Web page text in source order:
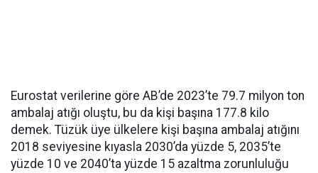
Eurostat verilerine göre AB’de 2023’te 79.7 milyon ton
ambalaj atığı oluştu, bu da kişi başına 177.8 kilo
demek. Tüzük üye ülkelere kişi başına ambalaj atığını
2018 seviyesine kıyasla 2030’da yüzde 5, 2035’te
yüzde 10 ve 2040’ta yüzde 15 azaltma zorunluluğu